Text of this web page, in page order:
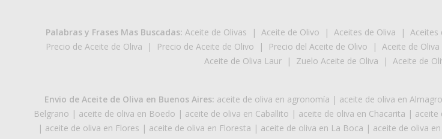
Palabras y Frases Mas Buscadas: Aceite de Olivas | Aceite de Olivo | Aceites de Oliva | Aceites
Precio de Aceite de Oliva | Precio de Aceite de Olivo | Precio del Aceite de Olivo | Aceite de
Aceite de Oliva Laur| Zuelo Aceite de Oliva | Aceite de
Envio de Aceite de Oliva en Buenos Aires: aceite de oliva en agronomía | aceite de oliva en Almagro
Belgrano | aceite de oliva en Boedo | aceite de oliva en Caballito | aceite de oliva en Chacarita | aceite
| aceite de oliva en Flores | aceite de oliva en Floresta | aceite de oliva en La Boca | aceite de oliva